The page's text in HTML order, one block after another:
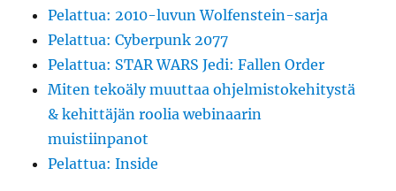
Pelattua: 2010-luvun Wolfenstein-sarja
Pelattua: Cyberpunk 2077
Pelattua: STAR WARS Jedi: Fallen Order
Miten tekoäly muuttaa ohjelmistokehitystä
& kehittäjän roolia webinaarin
muistiinpanot
Pelattua: Inside